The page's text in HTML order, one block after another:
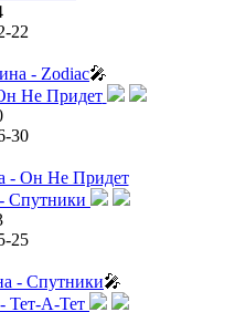
22
- Zodiac🎤
30
- Он Не Придет
25
- Спутники🎤